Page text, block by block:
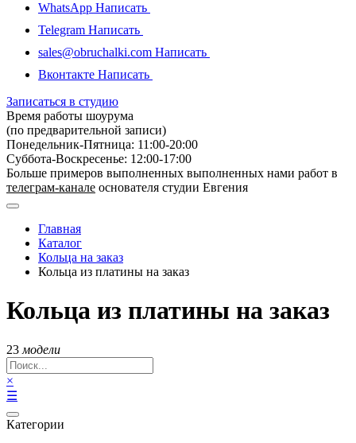
WhatsApp Написать
Telegram Написать
sales@obruchalki.com Написать
Вконтакте Написать
Записаться в студию
Время работы шоурума
(по предварительной записи)
Понедельник-Пятница: 11:00-20:00
Суббота-Bоcкресенье: 12:00-17:00
Больше примеров выполненных выполненных нами работ в
телеграм-канале основателя студии Евгения
Главная
Каталог
Кольца на заказ
Кольца из платины на заказ
Кольца из платины на заказ
23 модели
×
☰
Категории